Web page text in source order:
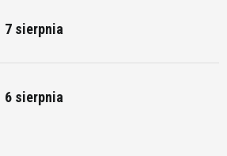
7 sierpnia
6 sierpnia